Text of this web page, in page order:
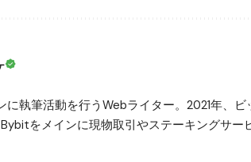
に執筆活動を行うWebライター。2021年、
をメインに現物取引やステーキングサー